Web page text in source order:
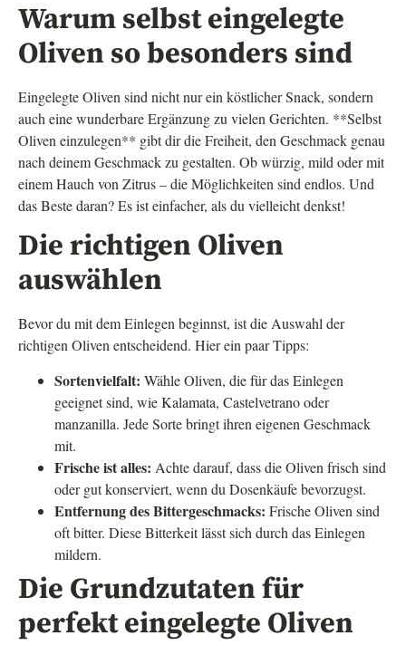
Warum selbst eingelegte
Oliven so besonders sind
Eingelegte Oliven sind nicht nur ein köstlicher Snack, sondern
auch eine wunderbare Ergänzung zu vielen Gerichten. **Selbst
Oliven einzulegen** gibt dir die Freiheit, den Geschmack genau
nach deinem Geschmack zu gestalten. Ob würzig, mild oder mit
einem Hauch von Zitrus – die Möglichkeiten sind endlos. Und
das Beste daran? Es ist einfacher, als du vielleicht denkst!
Die richtigen Oliven
auswählen
Bevor du mit dem Einlegen beginnst, ist die Auswahl der
richtigen Oliven entscheidend. Hier ein paar Tipps:
Sortenvielfalt: Wähle Oliven, die für das Einlegen
geeignet sind, wie Kalamata, Castelvetrano oder
manzanilla. Jede Sorte bringt ihren eigenen Geschmack
mit.
Frische ist alles: Achte darauf, dass die Oliven frisch sind
oder gut konserviert, wenn du Dosenkäufe bevorzugst.
Entfernung des Bittergeschmacks: Frische Oliven sind
oft bitter. Diese Bitterkeit lässt sich durch das Einlegen
mildern.
Die Grundzutaten für
perfekt eingelegte Oliven